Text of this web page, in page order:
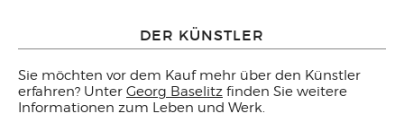
DER KÜNSTLER
Sie möchten vor dem Kauf mehr über den Künstler
erfahren? Unter Georg Baselitz finden Sie weitere
Informationen zum Leben und Werk.